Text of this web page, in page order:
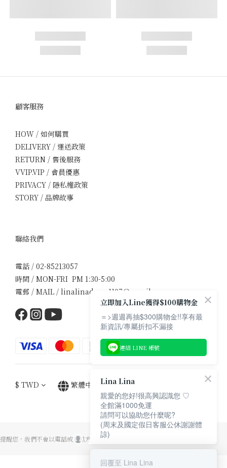
顧客服務
HOW / 如何購買
DELIVERY / 運送政策
RETURN / 售後服務
VVIP.VIP / 會員優惠
PRIVACY / 隱私權政策
STORY / 品牌故事
聯絡我們
電話 / 02-85213057
時間 / MON-FRI PM 1:30-5:00
電郵 / MAIL / linalinadress1107@gmail.com
$ TWD 繁體中文
提醒您，我們不會以電話或簡訊方式通知至ATM操作解除分期付款。
立即加入Line獲得$100購物金
＝>週週再抽$300購物金!!享有最
新資訊/專屬折扣不漏接
連結 LINE 帳號
Lina Lina
親愛的您好!很高興認識您 ♡
全館滿1000免運
請問可以協助您什麼呢?
(周末及國定假日客服公休謝謝體
諒)
回覆至 Lina Lina